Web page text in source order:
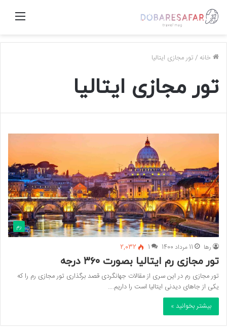
منو
خانه /تور مجازی ایتالیا
تور مجازی ایتالیا
رم
رها 11 مرداد 1400 1
2,032
تور مجازی رم ایتالیا بصورت ۳۶۰ درجه
تور مجازی رم در این سری از مقالات جهانگردی قصد برگذاری تور مجازی رم را که
یکی از جاهای دیدنی ایتالیا است را داریم.…
بیشتر بخوانید »